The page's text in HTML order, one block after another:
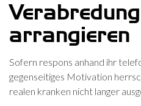
Verabredung
arrangieren
Sofern respons anhand ihr
gegenseitiges Motivation
realen kranken nicht langer